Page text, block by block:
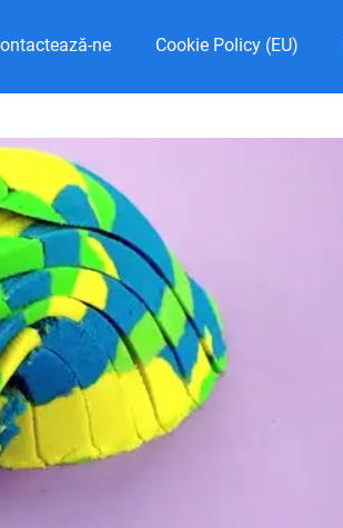
ne Cookie Policy (EU)